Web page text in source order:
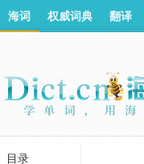
海词 权威词典 翻译
目录